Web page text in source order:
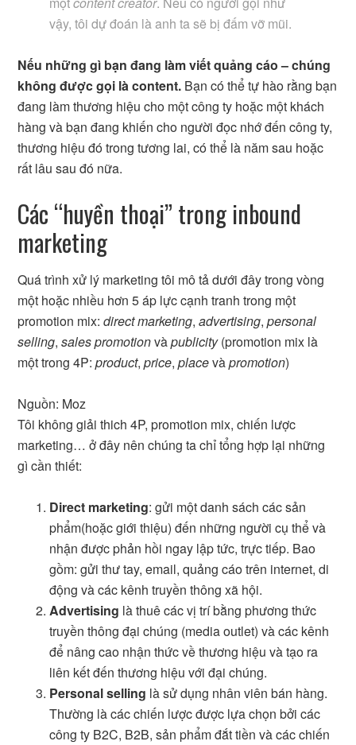
vậy, tôi dự đoán là anh ta sẽ bị đấm vỡ mũi.
Nếu những gì bạn đang làm viết quảng cáo – chúng
không được gọi là content. Bạn có thể tự hào rằng bạn
đang làm thương hiệu cho một công ty hoặc một khách
hàng và bạn đang khiến cho người đọc nhớ đến công ty,
thương hiệu đó trong tương lai, có thể là năm sau hoặc
rất lâu sau đó nữa.
Các “huyền thoại” trong inbound
marketing
Quá trình xử lý marketing tôi mô tả dưới đây trong vòng
một hoặc nhiều hơn 5 áp lực cạnh tranh trong một
promotion mix:direct marketing,advertising,personal
selling,sales promotionvàpublicity(promotion mix là
một trong 4P:product,price,placevàpromotion)
Nguồn: Moz
Tôi không giải thich 4P, promotion mix, chiến lược
marketing… ở đây nên chúng ta chỉ tổng hợp lại những
gì cần thiết:
Direct marketing: gửi một danh sách các sản
phẩm(hoặc giới thiệu) đến những người cụ thể và
nhận được phản hồi ngay lập tức, trực tiếp. Bao
gồm: gửi thư tay, email, quảng cáo trên internet, di
động và các kênh truyền thông xã hội.
Advertising là thuê các vị trí bằng phương thức
truyền thông đại chúng (media outlet) và các kênh
để nâng cao nhận thức về thương hiệu và tạo ra
liên kết đến thương hiệu với đại chúng.
Personal selling là sử dụng nhân viên bán hàng.
Thường là các chiến lược được lựa chọn bởi các
công ty B2C, B2B, sản phẩm đắt tiền và các chiến